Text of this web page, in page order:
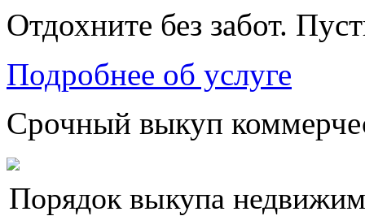
Отдохните без забот.
Подробнее об услуге
Срочный выкуп
Порядок выкупа